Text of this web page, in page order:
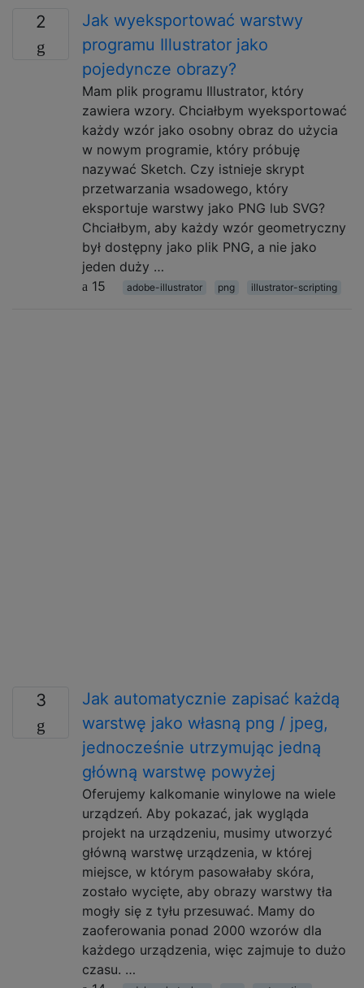
2
Jak wyeksportować warstwy
programu Illustrator jako
pojedyncze obrazy?
Mam plik programu Illustrator, który
zawiera wzory. Chciałbym wyeksportować
każdy wzór jako osobny obraz do użycia
w nowym programie, który próbuję
nazywać Sketch. Czy istnieje skrypt
przetwarzania wsadowego, który
eksportuje warstwy jako PNG lub SVG?
Chciałbym, aby każdy wzór geometryczny
był dostępny jako plik PNG, a nie jako
jeden duży …
15
adobe-illustrator png illustrator-scripting
3
Jak automatycznie zapisać każdą
warstwę jako własną png / jpeg,
jednocześnie utrzymując jedną
główną warstwę powyżej
Oferujemy kalkomanie winylowe na wiele
urządzeń. Aby pokazać, jak wygląda
projekt na urządzeniu, musimy utworzyć
główną warstwę urządzenia, w której
miejsce, w którym pasowałaby skóra,
zostało wycięte, aby obrazy warstwy tła
mogły się z tyłu przesuwać. Mamy do
zaoferowania ponad 2000 wzorów dla
każdego urządzenia, więc zajmuje to dużo
czasu. …